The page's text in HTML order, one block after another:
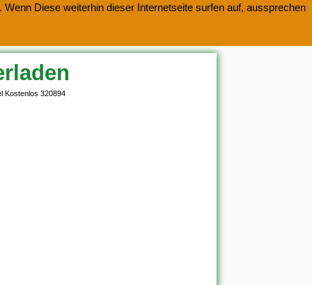
Diese weiterhin dieser Internetseite surfen auf, aussprechen
Kostenlos 320894